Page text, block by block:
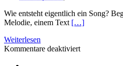
Wie entsteht eigentlich ein Song?
Melodie, einem Text […]
Weiterlesen
Kommentare deaktiviertfür